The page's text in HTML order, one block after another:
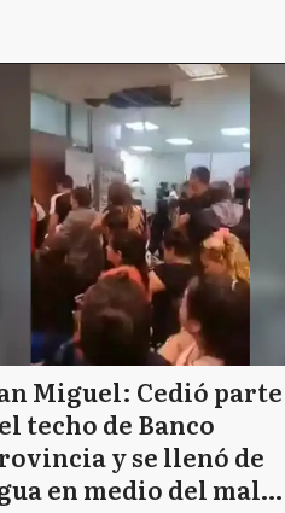
Miguel: Cedió parte
techo de Banco
y se llenó de
en medio del mal